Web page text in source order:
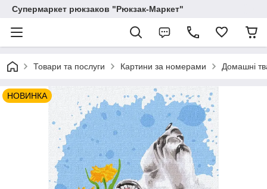
Супермаркет рюкзаков "Рюкзак-Маркет"
Товари та послуги Картини за номерами Домашні
НОВИНКА